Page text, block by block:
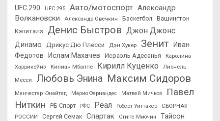
UFC 290 UFC 295 Авто/мотоспорт Александр
Волкановски
Александр Овечкин Баскетбол
Вашингтон
Кэпиталз
Денис Быстров Джон Джонс
Динамо Дрикус Дю Плесси Дэн Хукер Зенит
Иван
Федотов
Ислам Махачев Исраэль Адесанья
Каролина
Харрикейнз
Килиан Мбаппе Кирилл Куценко
Лионель
Месси
Любовь Энина Максим Сидоров
Манчестер Юнайтед Марио Фернандес Матвей Мичков
Павел
Ниткин
РБ Спорт РФС Реал Роберт Уиттакер
СБОРНАЯ
РОССИИ
Сергей Семак Спартак Стипе Миочич
Тайсон